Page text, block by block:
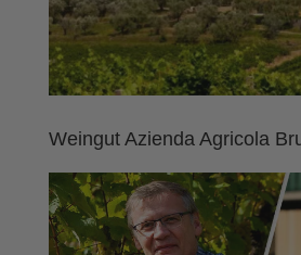
Weingut Azienda Agricola